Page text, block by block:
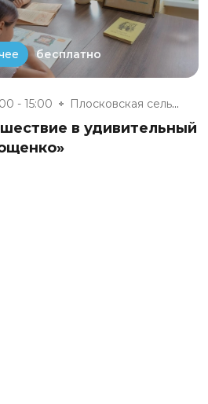
бесплатно
- 15:00 Плосковская сельская библиотек...
в удивительный